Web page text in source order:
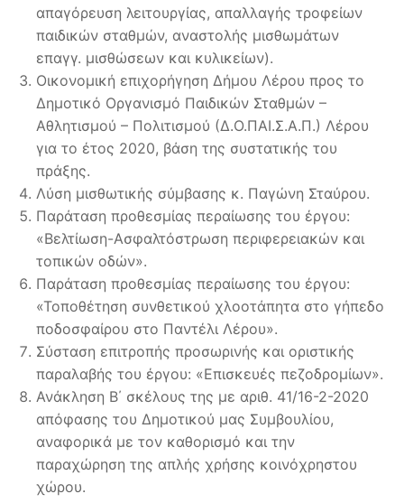
απαγόρευση λειτουργίας, απαλλαγής τροφείων
παιδικών σταθμών, αναστολής μισθωμάτων
επαγγ. μισθώσεων και κυλικείων).
Οικονομική επιχορήγηση Δήμου Λέρου προς το
Δημοτικό Οργανισμό Παιδικών Σταθμών –
Αθλητισμού – Πολιτισμού (Δ.Ο.ΠΑΙ.Σ.Α.Π.) Λέρου
για το έτος 2020, βάση της συστατικής του
πράξης.
Λύση μισθωτικής σύμβασης κ. Παγώνη Σταύρου.
Παράταση προθεσμίας περαίωσης του έργου:
«Βελτίωση-Ασφαλτόστρωση περιφερειακών και
τοπικών οδών».
Παράταση προθεσμίας περαίωσης του έργου:
«Τοποθέτηση συνθετικού χλοοτάπητα στο γήπεδο
ποδοσφαίρου στο Παντέλι Λέρου».
Σύσταση επιτροπής προσωρινής και οριστικής
παραλαβής του έργου: «Επισκευές πεζοδρομίων».
Ανάκληση Β΄ σκέλους της με αριθ. 41/16-2-2020
απόφασης του Δημοτικού μας Συμβουλίου,
αναφορικά με τον καθορισμό και την
παραχώρηση της απλής χρήσης κοινόχρηστου
χώρου.